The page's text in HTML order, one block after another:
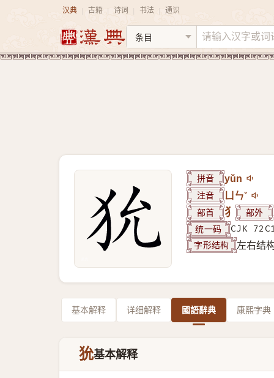
汉典 古籍 诗词 书法 通识
拼音 yǔn
注音 ㄩㄣˇ
部首 犭 部外
统一码 CJK
字形结构 左右结
基本解释 详细解释 國語辭典 康熙字典
狁基本解释